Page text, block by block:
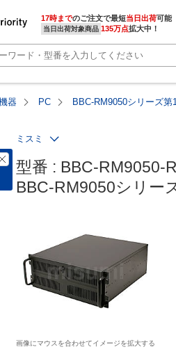
17時までのご注文で最短当日出荷
当日出荷対象商品 135万点拡大中！
器 PC BBC-RM9050シリーズ
ミスミ
型番 : BBC-RM9050-
BBC-RM9050シリー
画像にマウスを合わせてイメージを拡大する